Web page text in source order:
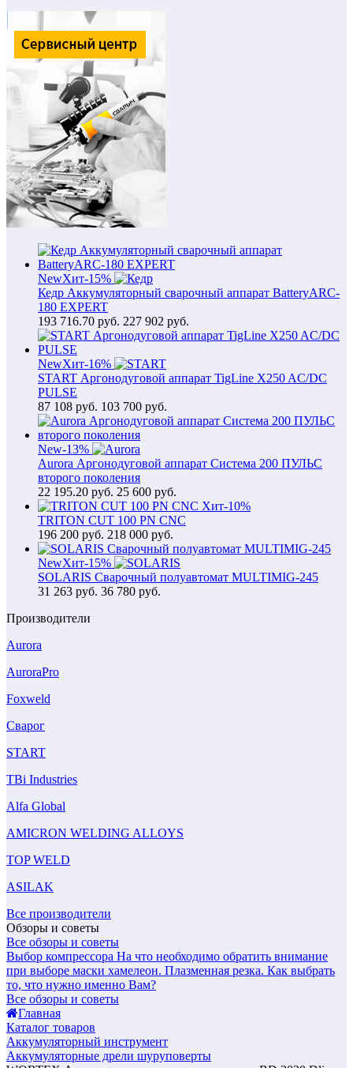
NewХит-15%
Кедр Аккумуляторный сварочный аппарат BatteryARC-
180 EXPERT
193 716.70 руб. 227 902 руб.
NewХит-16%
START Аргонодуговой аппарат TigLine X250 AC/DC
PULSE
87 108 руб. 103 700 руб.
New-13%
Aurora Аргонодуговой аппарат Система 200 ПУЛЬС
второго поколения
22 195.20 руб. 25 600 руб.
Хит-10%
TRITON CUT 100 PN CNC
196 200 руб. 218 000 руб.
NewХит-15%
SOLARIS Сварочный полуавтомат MULTIMIG-245
31 263 руб. 36 780 руб.
Производители
Aurora
AuroraPro
Foxweld
Сварог
START
TBi Industries
Alfa Global
AMICRON WELDING ALLOYS
TOP WELD
ASILAK
Все производители
Обзоры и советы
Все обзоры и советы
Выбор компрессора На что необходимо обратить внимание
при выборе маски хамелеон. Плазменная резка. Как выбрать
то, что нужно именно Вам?
Все обзоры и советы
Главная
Каталог товаров
Аккумуляторный инструмент
Аккумуляторные дрели шуруповерты